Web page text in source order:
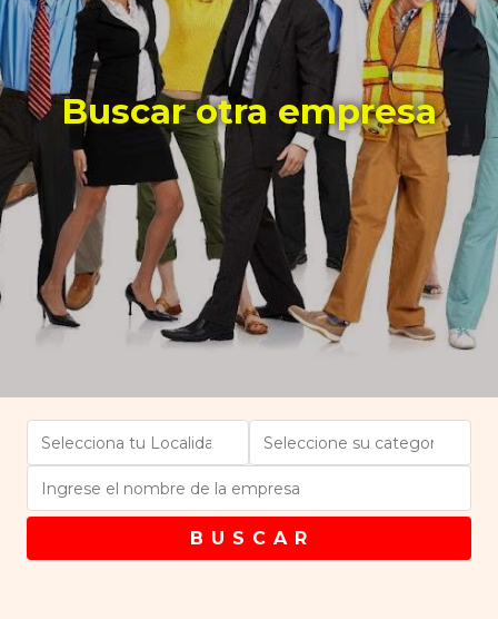
Buscar otra empresa
B U S C A R